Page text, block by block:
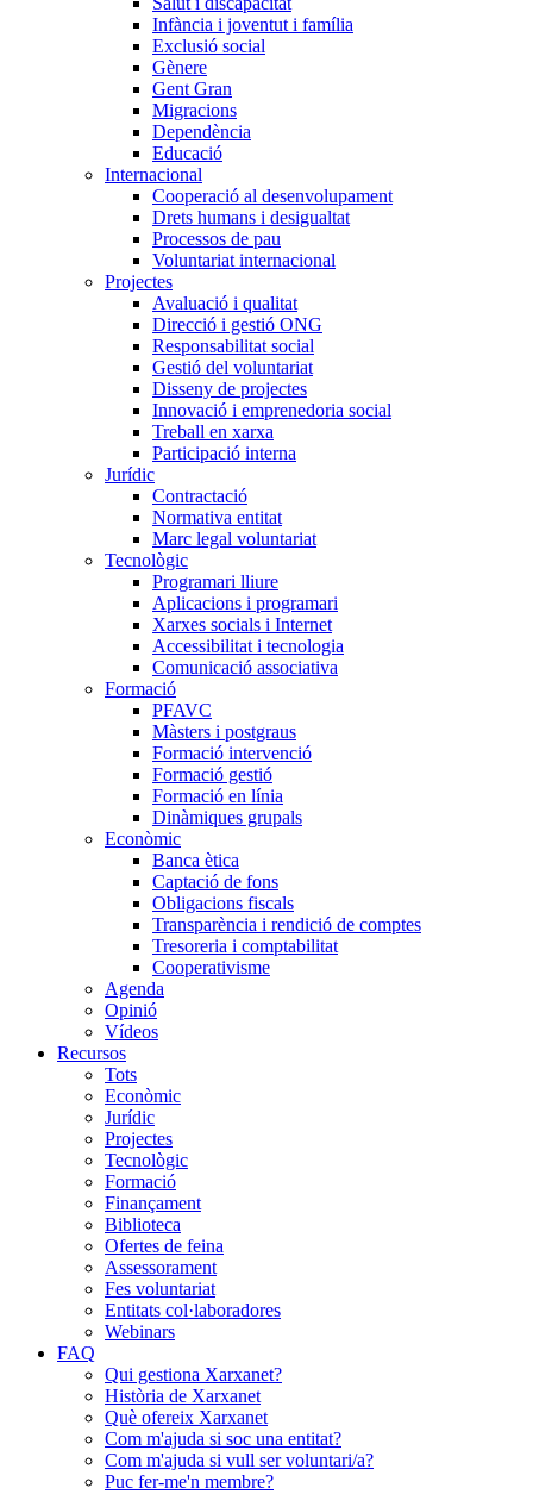
Infància i joventut i família
Exclusió social
Gènere
Gent Gran
Migracions
Dependència
Educació
Internacional
Cooperació al desenvolupament
Drets humans i desigualtat
Processos de pau
Voluntariat internacional
Projectes
Avaluació i qualitat
Direcció i gestió ONG
Responsabilitat social
Gestió del voluntariat
Disseny de projectes
Innovació i emprenedoria social
Treball en xarxa
Participació interna
Jurídic
Contractació
Normativa entitat
Marc legal voluntariat
Tecnològic
Programari lliure
Aplicacions i programari
Xarxes socials i Internet
Accessibilitat i tecnologia
Comunicació associativa
Formació
PFAVC
Màsters i postgraus
Formació intervenció
Formació gestió
Formació en línia
Dinàmiques grupals
Econòmic
Banca ètica
Captació de fons
Obligacions fiscals
Transparència i rendició de comptes
Tresoreria i comptabilitat
Cooperativisme
Agenda
Opinió
Vídeos
Recursos
Tots
Econòmic
Jurídic
Projectes
Tecnològic
Formació
Finançament
Biblioteca
Ofertes de feina
Assessorament
Fes voluntariat
Entitats col·laboradores
Webinars
FAQ
Qui gestiona Xarxanet?
Història de Xarxanet
Què ofereix Xarxanet
Com m'ajuda si soc una entitat?
Com m'ajuda si vull ser voluntari/a?
Puc fer-me'n membre?